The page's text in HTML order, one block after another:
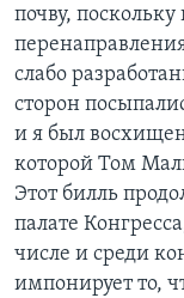
почву,
слабо
сторон
и я был
которой Том
Этот билль
палате
числе и среди
импонирует то,